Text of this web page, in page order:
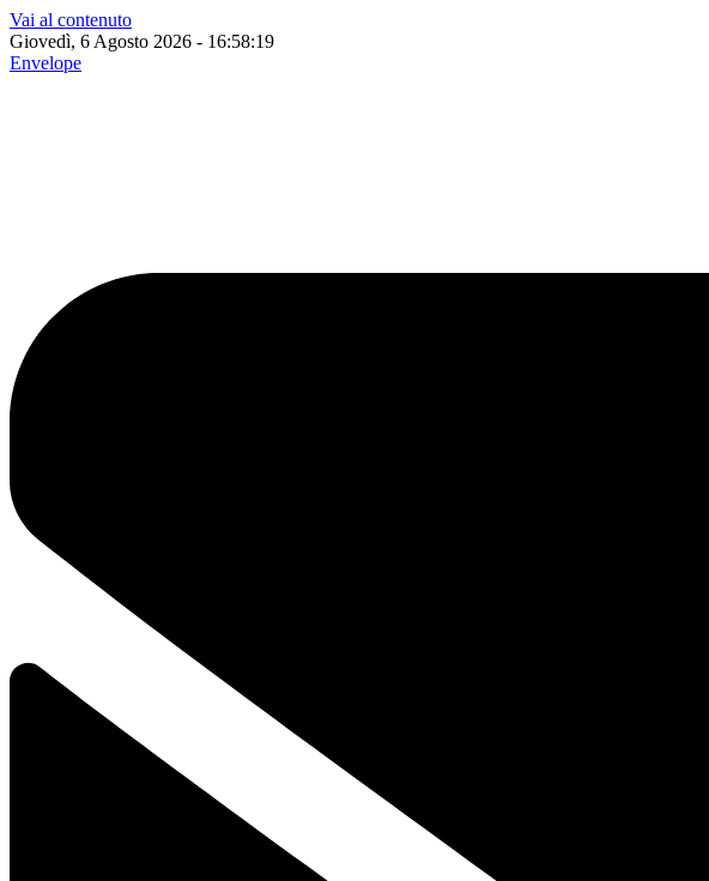
Vai al contenuto
Giovedì, 6 Agosto 2026 - 16:58:20
Envelope